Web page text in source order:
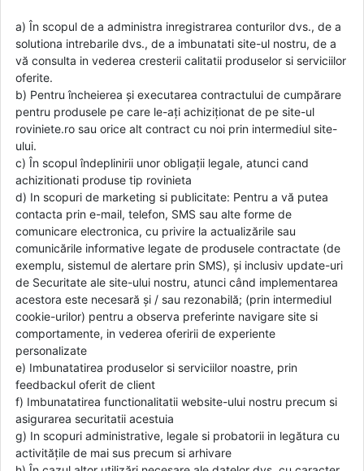
a) În scopul de a administra inregistrarea conturilor dvs., de a
solutiona intrebarile dvs., de a imbunatati site-ul nostru, de a
vă consulta in vederea cresterii calitatii produselor si serviciilor
oferite.
b) Pentru încheierea și executarea contractului de cumpărare
pentru produsele pe care le-ați achiziționat de pe site-ul
roviniete.ro sau orice alt contract cu noi prin intermediul site-
ului.
c) În scopul îndeplinirii unor obligații legale, atunci cand
achizitionati produse tip rovinieta
d) In scopuri de marketing si publicitate: Pentru a vă putea
contacta prin e-mail, telefon, SMS sau alte forme de
comunicare electronica, cu privire la actualizările sau
comunicările informative legate de produsele contractate (de
exemplu, sistemul de alertare prin SMS), și inclusiv update-uri
de Securitate ale site-ului nostru, atunci când implementarea
acestora este necesară și / sau rezonabilă; (prin intermediul
cookie-urilor) pentru a observa preferinte navigare site si
comportamente, in vederea oferirii de experiente
personalizate
e) Imbunatatirea produselor si serviciilor noastre, prin
feedbackul oferit de client
f) Imbunatatirea functionalitatii website-ului nostru precum si
asigurarea securitatii acestuia
g) In scopuri administrative, legale si probatorii in legătura cu
activitățile de mai sus precum si arhivare